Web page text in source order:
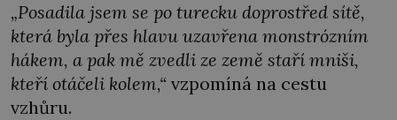
„Posadila jsem se po turecku doprostřed sítě,
která byla přes hlavu uzavřena monstrózním
hákem, a pak mě zvedli ze země staří mniši,
kteří otáčeli kolem,“ vzpomíná na cestu
vzhůru.